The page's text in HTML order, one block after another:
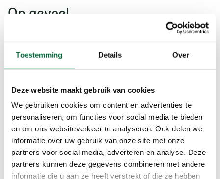
Toestemming Details Over
Deze website maakt gebruik van cookies
We gebruiken cookies om content en advertenties te
personaliseren, om functies voor social media te bieden
en om ons websiteverkeer te analyseren. Ook delen we
informatie over uw gebruik van onze site met onze
partners voor social media, adverteren en analyse. Deze
partners kunnen deze gegevens combineren met andere
informatie die u aan ze heeft verstrekt of die ze hebben
Op gevoel
De natuur voelen, dat kan met je handen, maar
ook met je voeten! Bijvoorbeeld op een van de
blotevoetenpaden. Schoenen uit, sokken uit en
wandelen over zeebodem, modder, stenen, gras,
concentreer je op de structuur en hoe dat voelt.
Op www.blotevoetenwandelingen.nlvind je
verschillende georganiseerde routes. Sommige
paden zijn vrij toegankelijk om op blote voeten te
wandelen, zoals blotevoetenpad Opende
Westerkwartier (3 kilometer).